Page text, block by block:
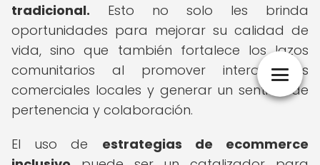
tradicional. Esto no solo les brinda
oportunidades para mejorar su calidad de
vida, sino que también fortalece los lazos
comunitarios al promover interacciones
comerciales locales y generar un sentido de
pertenencia y colaboración.
El uso de estrategias de ecommerce